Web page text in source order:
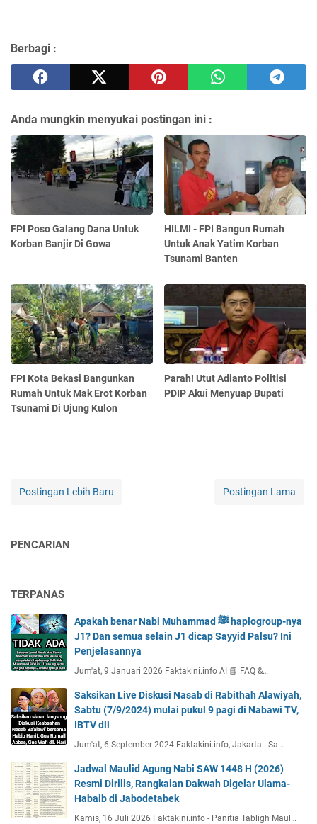
Berbagi :
Anda mungkin menyukai postingan ini :
FPI Poso Galang Dana Untuk
Korban Banjir Di Gowa
HILMI - FPI Bangun Rumah
Untuk Anak Yatim Korban
Tsunami Banten
FPI Kota Bekasi Bangunkan
Rumah Untuk Mak Erot Korban
Tsunami Di Ujung Kulon
Parah! Utut Adianto Politisi
PDIP Akui Menyuap Bupati
Postingan Lebih Baru Postingan Lama
PENCARIAN
TERPANAS
Apakah benar Nabi Muhammad ﷺ haplogroup-nya
J1? Dan semua selain J1 dicap Sayyid Palsu? Ini
Penjelasannya
Jum'at, 9 Januari 2026 Faktakini.info AI 📘 FAQ &…
Saksikan Live Diskusi Nasab di Rabithah Alawiyah,
Sabtu (7/9/2024) mulai pukul 9 pagi di Nabawi TV,
IBTV dll
Jum'at, 6 September 2024 Faktakini.info, Jakarta - Sa…
Jadwal Maulid Agung Nabi SAW 1448 H (2026)
Resmi Dirilis, Rangkaian Dakwah Digelar Ulama-
Habaib di Jabodetabek
Kamis, 16 Juli 2026 Faktakini.info - Panitia Tabligh Maul…